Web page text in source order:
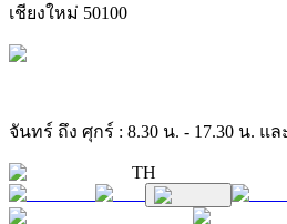
เชียงใหม่ 50100
จันทร์ ถึง ศุกร์ : 8.30 น. - 17.30 น. แล
TH